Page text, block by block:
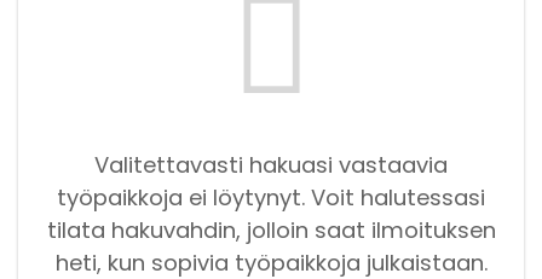
Valitettavasti hakuasi vastaavia
työpaikkoja ei löytynyt. Voit halutessasi
tilata hakuvahdin, jolloin saat ilmoituksen
heti, kun sopivia työpaikkoja julkaistaan.